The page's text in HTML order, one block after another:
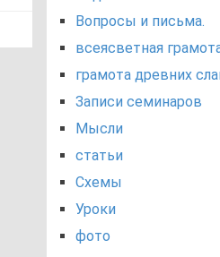
Вопросы и письма.
всеясветная
грамота древних
Записи семинаров
Мысли
статьи
Схемы
Уроки
фото